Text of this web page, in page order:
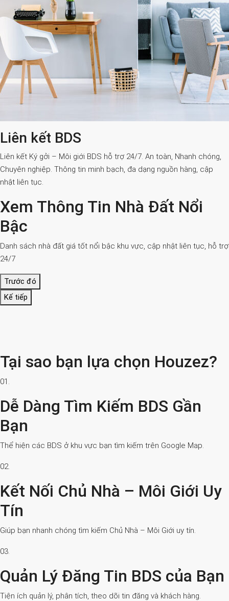
Liên kết BDS
Liên kết Ký gởi – Môi giới BDS hỗ trợ 24/7. An toàn, Nhanh chóng,
Chuyên nghiệp. Thông tin minh bạch, đa dạng nguồn hàng, cập
nhật liên tục.
Xem Thông Tin Nhà Đất Nổi
Bậc
Danh sách nhà đất giá tốt nổi bậc khu vực, cập nhật liên tục, hỗ trợ
24/7
Trước đó
Kế tiếp
Tại sao bạn lựa chọn Houzez?
01.
Dễ Dàng Tìm Kiếm BDS Gần
Bạn
Thể hiện các BDS ở khu vực bạn tìm kiếm trên Google Map.
02.
Kết Nối Chủ Nhà – Môi Giới Uy
Tín
Giúp bạn nhanh chóng tìm kiếm Chủ Nhà – Môi Giới uy tín.
03.
Quản Lý Đăng Tin BDS của Bạn
Tiện ích quản lý, phân tích, theo dõi tin đăng và khách hàng.